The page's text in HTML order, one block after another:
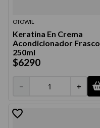
OTOWIL
Keratina En Crema
Acondicionador Frasco
250ml
$6290
＋
－